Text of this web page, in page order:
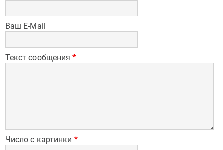
Ваш E-Mail
Текст сообщения *
Число с картинки *